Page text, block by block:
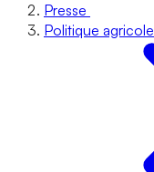
Presse
Politique agricole